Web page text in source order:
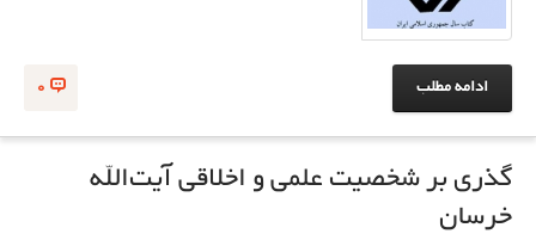
0 ادامه مطلب
گذری بر شخصیت علمی و اخلاقی آیت‌الله
خرسان